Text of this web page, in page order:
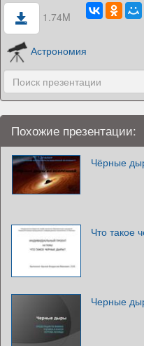
1.74M
Астрономия
Похожие презентации:
Чёрные
Что такое
Черные